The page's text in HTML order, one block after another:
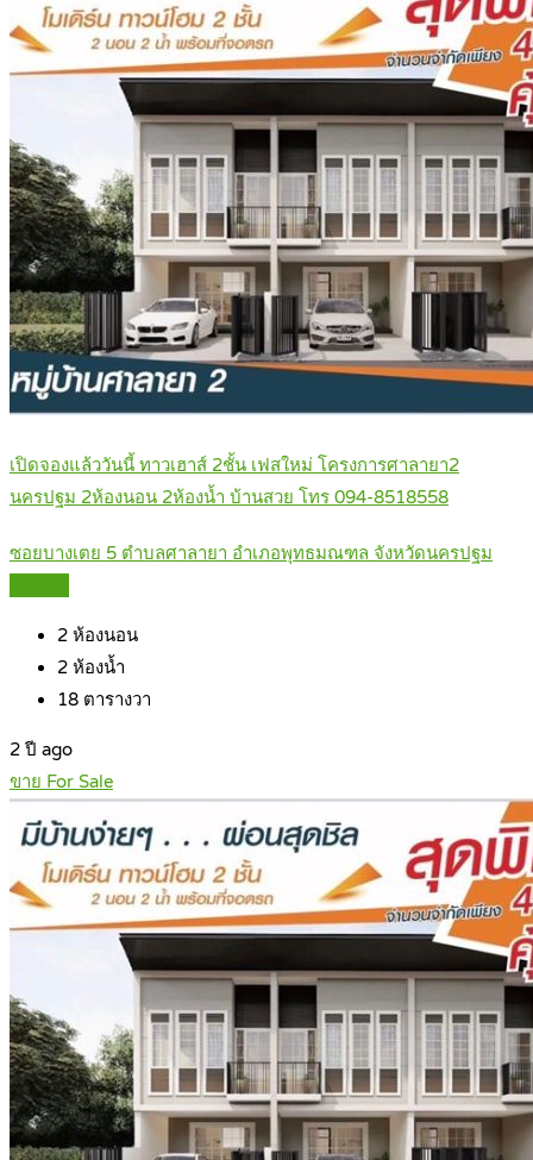
เปิดจองแล้ววันนี้ ทาวเฮาส์ 2ชั้น เฟสใหม่ โครงการศาลายา2
นครปฐม 2ห้องนอน 2ห้องน้ำ บ้านสวย โทร 094-8518558
ซอยบางเตย 5 ตำบลศาลายา อำเภอพุทธมณฑล จังหวัดนครปฐม
2 ห้องนอน
2 ห้องน้ำ
18 ตารางวา
2 ปี ago
ขาย For Sale